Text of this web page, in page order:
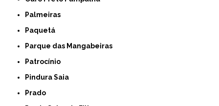
Palmeiras
Paquetá
Parque das Mangabeiras
Patrocínio
Pindura Saia
Prado